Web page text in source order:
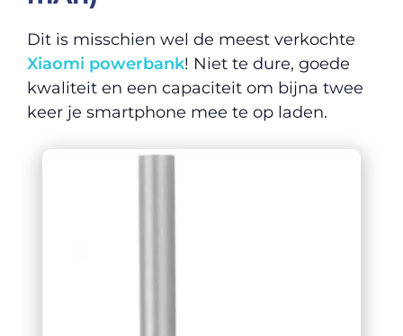
Dit is misschien wel de meest verkochte
Xiaomi powerbank! Niet te dure, goede
kwaliteit en een capaciteit om bijna twee
keer je smartphone mee te op laden.